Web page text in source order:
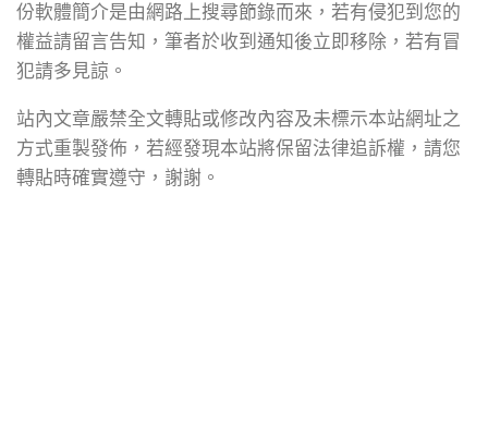
份軟體簡介是由網路上搜尋節錄而來，若有侵犯到您的
權益請留言告知，筆者於收到通知後立即移除，若有冒
犯請多見諒。
站內文章嚴禁全文轉貼或修改內容及未標示本站網址之
方式重製發佈，若經發現本站將保留法律追訴權，請您
轉貼時確實遵守，謝謝。